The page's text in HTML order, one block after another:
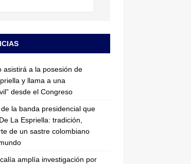
asistirá a la posesión de
y llama a una
desde el Congreso
la banda presidencial que
La Espriella: tradición,
de un sastre colombiano
amplía investigación por